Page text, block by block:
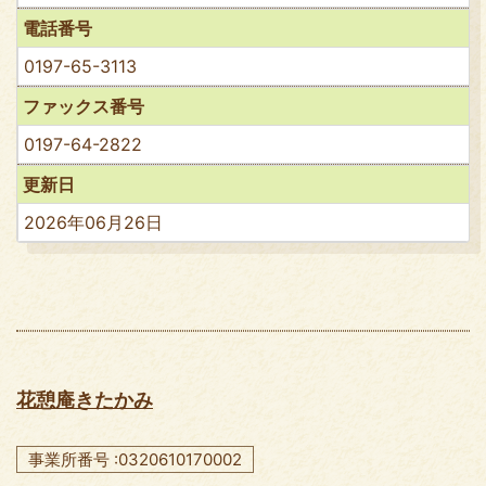
電話番号
0197-65-3113
ファックス番号
0197-64-2822
更新日
2026年06月26日
花憩庵きたかみ
事業所番号 :0320610170002